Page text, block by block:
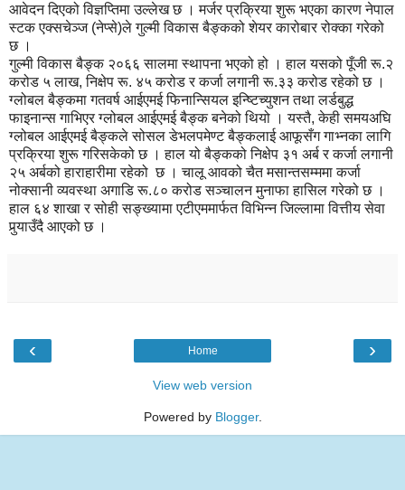
आवेदन दिएको विज्ञप्तिमा उल्लेख छ । मर्जर प्रक्रिया शुरू भएका कारण नेपाल
स्टक एक्सचेञ्ज (नेप्से)ले गुल्मी विकास बैङ्कको शेयर कारोबार रोक्का गरेको
छ ।
गुल्मी विकास बैङ्क २०६६ सालमा स्थापना भएको हो । हाल यसको पूँजी रू.२
करोड ५ लाख, निक्षेप रू. ४५ करोड र कर्जा लगानी रू.३३ करोड रहेको छ ।
ग्लोबल बैङ्कमा गतवर्ष आईएमई फिनान्सियल इन्ष्टिच्युशन तथा लर्डबुद्ध
फाइनान्स गाभिएर ग्लोबल आईएमई बैङ्क बनेको थियो । यस्तै, केही समयअघि
ग्लोबल आईएमई बैङ्कले सोसल डेभलपमेण्ट बैङ्कलाई आफूसँग गाभ्नका लागि
प्रक्रिया शुरू गरिसकेको छ । हाल यो बैङ्कको निक्षेप ३१ अर्ब र कर्जा लगानी
२५ अर्बको हाराहारीमा रहेको छ । चालू आवको चैत मसान्तसम्ममा कर्जा
नोक्सानी व्यवस्था अगाडि रू.८० करोड सञ्चालन मुनाफा हासिल गरेको छ ।
हाल ६४ शाखा र सोही सङ्ख्यामा एटीएममार्फत विभिन्न जिल्लामा वित्तीय सेवा
पुर्‍याउँदै आएको छ ।
‹ ›
Home
View web version
Powered by Blogger.